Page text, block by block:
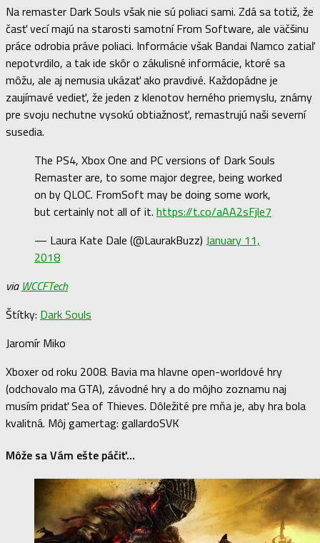
Na remaster Dark Souls však nie sú poliaci sami. Zdá sa totiž, že
časť vecí majú na starosti samotní From Software, ale väčšinu
práce odrobia práve poliaci. Informácie však Bandai Namco zatiaľ
nepotvrdilo, a tak ide skôr o zákulisné informácie, ktoré sa
môžu, ale aj nemusia ukázať ako pravdivé. Každopádne je
zaujímavé vedieť, že jeden z klenotov herného priemyslu, známy
pre svoju nechutne vysokú obtiažnosť, remastrujú naši severní
susedia.
The PS4, Xbox One and PC versions of Dark Souls
Remaster are, to some major degree, being worked
on by QLOC. FromSoft may be doing some work,
but certainly not all of it. https://t.co/aAA2sFjle7
— Laura Kate Dale (@LaurakBuzz) January 11,
2018
via WCCFTech
Štítky: Dark Souls
Jaromír Miko
Xboxer od roku 2008. Bavia ma hlavne open-worldové hry
(odchovalo ma GTA), závodné hry a do môjho zoznamu naj
musím pridať Sea of Thieves. Dôležité pre mňa je, aby hra bola
kvalitná. Môj gamertag: gallardoSVK
Môže sa Vám ešte páčiť...